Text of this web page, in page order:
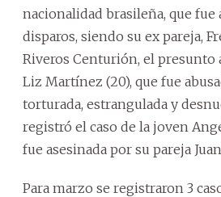
nacionalidad brasileña, que fue
disparos, siendo su ex pareja,
Riveros Centurión, el presunto
Liz Martínez (20), que fue
torturada, estrangulada y
registró el caso de la joven
fue asesinada por su pareja
Para marzo se registraron 3